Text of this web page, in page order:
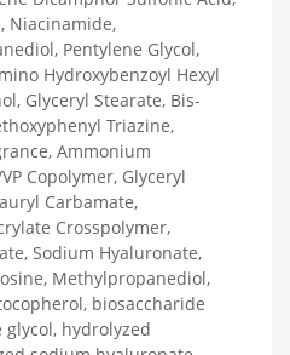
Niacinamide,
Pentylene Glycol,
Hydroxybenzoyl Hexyl
Glyceryl Stearate, Bis-
Triazine,
Ammonium
Copolymer, Glyceryl
Carbamate,
Crosspolymer,
Sodium Hyaluronate,
Methylpropanediol,
biosaccharide
hydrolyzed